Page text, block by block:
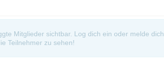
Mitglieder sichtbar. Log dich ein oder melde dich
Teilnehmer zu sehen!